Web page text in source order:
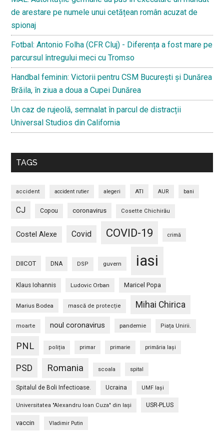
de arestare pe numele unui cetățean român acuzat de
spionaj
Fotbal: Antonio Folha (CFR Cluj) - Diferența a fost mare pe
parcursul întregului meci cu Tromso
Handbal feminin: Victorii pentru CSM București și Dunărea
Brăila, în ziua a doua a Cupei Dunărea
Un caz de rujeolă, semnalat în parcul de distracții
Universal Studios din California
TAGS
accident accident rutier alegeri ATI AUR bani
CJ Copou coronavirus Cosette Chichirău
Costel Alexe Covid COVID-19 crimă
DIICOT DNA DSP guvern iasi
Klaus Iohannis Ludovic Orban Maricel Popa
Marius Bodea mască de protecție Mihai Chirica
moarte noul coronavirus pandemie Piața Unirii.
PNL poliția primar primarie primăria Iași
PSD Romania scoala spital
Spitalul de Boli Infectioase. Ucraina UMF Iași
Universitatea "Alexandru Ioan Cuza" din Iaşi USR-PLUS
vaccin Vladimir Putin